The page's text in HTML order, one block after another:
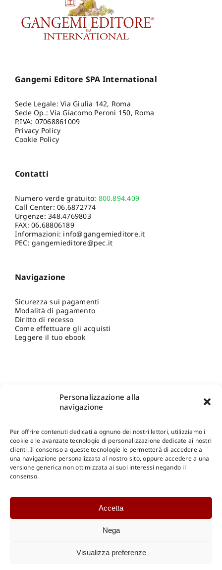
Personalizzazione alla
navigazione
Per offrire contenuti dedicati a ognuno dei nostri lettori, utilizziamo i
cookie e le avanzate tecnologie di personalizzazione dedicate ai nostri
clienti. Il consenso a queste tecnologie le permetterà di accedere a
una navigazione personalizzata al nostro sito, oppure accedere a una
versione generica non ottimizzata ai suoi interessi negando il
consenso.
Accetta
Nega
Visualizza preferenze
Gangemi Editore SPA International
Sede Legale: Via Giulia 142, Roma
Sede Op.: Via Giacomo Peroni 150, Roma
P.IVA: 07068861009
Privacy Policy
Cookie Policy
Contatti
Numero verde gratuito: 800.894.409
Call Center:06.6872774
Urgenze:348.4769803
FAX: 06.68806189
Informazioni: info@gangemieditore.it
PEC: gangemieditore@pec.it
Navigazione
Sicurezza sui pagamenti
Modalità di pagamento
Diritto di recesso
Come effettuare gli acquisti
Leggere il tuo ebook
Shop Gangemi Editore-Pagamenti Sicuri e anche Rateali
Catalogo Internazionale
DOWNLOAD
Catalogo Internazionale